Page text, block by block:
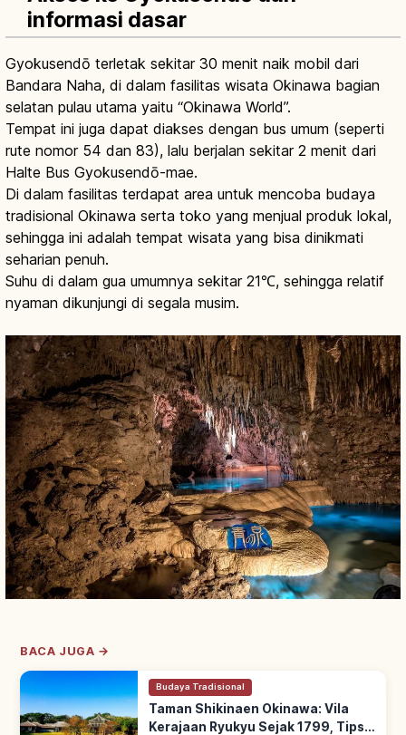
informasi dasar
Gyokusendō terletak sekitar 30 menit naik mobil dari
Bandara Naha, di dalam fasilitas wisata Okinawa bagian
selatan pulau utama yaitu “Okinawa World”.
Tempat ini juga dapat diakses dengan bus umum (seperti
rute nomor 54 dan 83), lalu berjalan sekitar 2 menit dari
Halte Bus Gyokusendō-mae.
Di dalam fasilitas terdapat area untuk mencoba budaya
tradisional Okinawa serta toko yang menjual produk lokal,
sehingga ini adalah tempat wisata yang bisa dinikmati
seharian penuh.
Suhu di dalam gua umumnya sekitar 21℃, sehingga relatif
nyaman dikunjungi di segala musim.
BACA JUGA →
Budaya Tradisional
Taman Shikinaen Okinawa: Vila
Kerajaan Ryukyu Sejak 1799, Tips